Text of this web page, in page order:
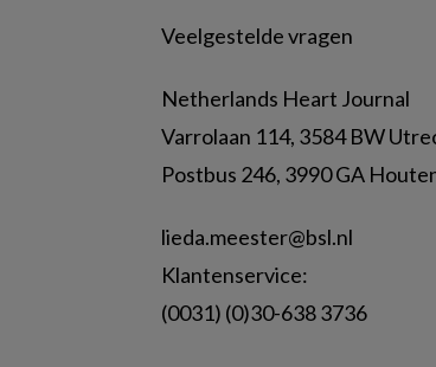
Veelgestelde vragen
Netherlands Heart Journal
Varrolaan 114, 3584 BW
Postbus 246, 3990 GA
lieda.meester@bsl.nl
Klantenservice:
(0031) (0)30-638 3736